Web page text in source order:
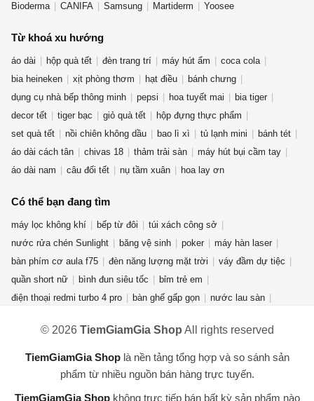
Bioderma
CANIFA Samsung Martiderm Yoosee
Từ khoá xu hướng
áo dài hộp quà tết đèn trang trí máy hút ẩm
coca cola
bia heineken
xịt phòng thơm hạt điều
bánh chưng
dụng cụ nhà bếp thông minh
pepsi hoa tuyết mai
bia tiger
decor tết
tiger bạc giỏ quà tết
hộp đựng thực phẩm
set quà tết
nồi chiên không dầu bao lì xì tủ lạnh mini
bánh tét
áo dài cách tân
chivas 18 thảm trải sàn
máy hút bụi cầm tay
áo dài nam
câu đối tết nụ tầm xuân hoa lay ơn
Có thể bạn đang tìm
máy lọc không khí bếp từ đôi
túi xách công sở
nước rửa chén Sunlight
băng vệ sinh poker
máy hàn laser
bàn phím cơ aula f75
đèn năng lượng mặt trời
váy đầm dự tiệc
quần short nữ
bình đun siêu tốc
bỉm trẻ em
điện thoại redmi turbo 4 pro
bàn ghế gấp gọn
nước lau sàn
máy giặt cửa ngang
phụ kiện thời trang
áo khoác nam
nước hoa mini
gấu bông hải cẩu bột giặt OMO
máy xay sinh tố
máy hút ẩm kem forencos trắng túi đeo
© 2026 TiemGiamGia Shop All rights reserved
TiemGiamGia Shoplà nền tảng tổng hợp và so sánh sản
phẩm từ nhiều nguồn bán hàng trực tuyến.
TiemGiamGia Shopkhông trực tiếp bán bất kỳ sản phẩm nào